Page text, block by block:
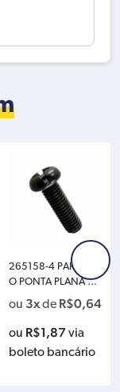
265158-4 PARAFUS
O PONTA PLANA M8
X25MM M
ou 3xde R$0,64
ou R$1,87 via
boleto bancário